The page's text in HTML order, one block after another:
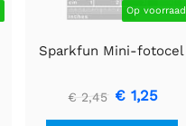
Op voorraad
Sparkfun Mini-fotocel
€ 2,45 € 1,25